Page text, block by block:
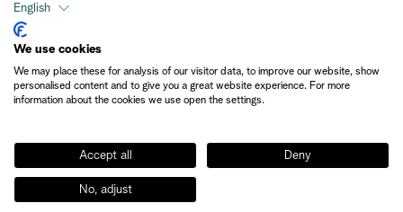
Kontakt
kontakt@gastriklandsbesoksnaring.se
Medlemsinformation
English
We use cookies
We may place these for analysis of our visitor data, to improve our website, show
personalised content and to give you a great website experience. For more
information about the cookies we use open the settings.
Accept all Deny
No, adjust